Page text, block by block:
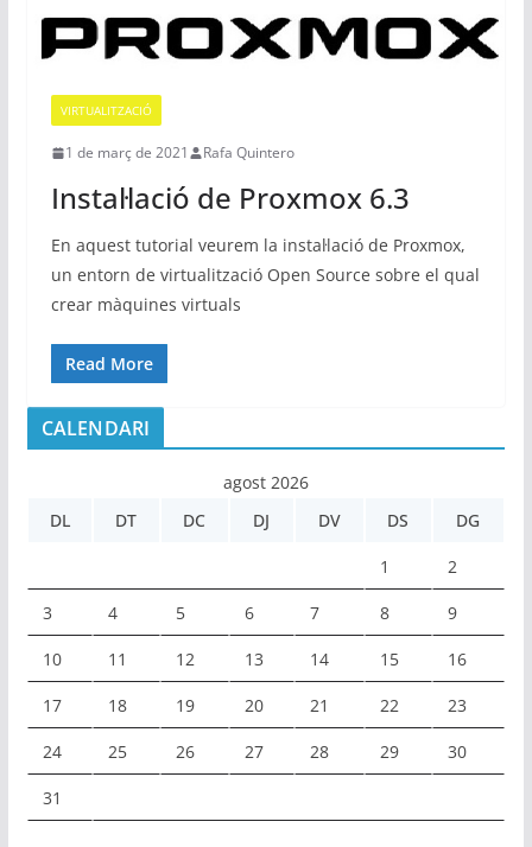
VIRTUALITZACIÓ
1 de març de 2021 Rafa Quintero
Instal·lació de Proxmox 6.3
En aquest tutorial veurem la instal·lació de Proxmox,
un entorn de virtualització Open Source sobre el qual
crear màquines virtuals
Read More
CALENDARI
agost 2026
DL
DT DC DJ DV DS DG
1 2
3 4 5 6 7 8 9
10 11 12 13 14 15 16
17 18 19 20 21 22 23
24 25 26 27 28 29 30
31